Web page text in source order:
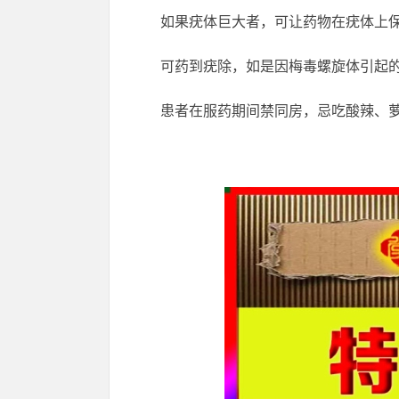
如果疣体巨大者，可让药物在疣体上
可药到疣除，如是因梅毒螺旋体引起
患者在服药期间禁同房，忌吃酸辣、